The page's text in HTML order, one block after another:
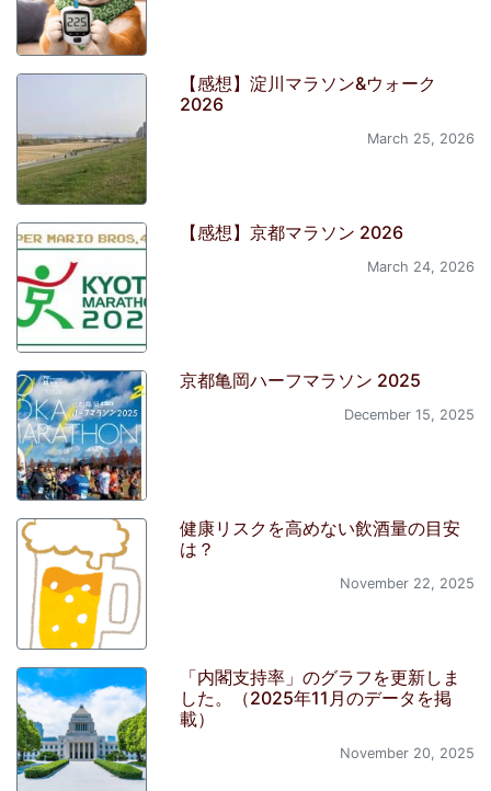
【感想】淀川マラソン&ウォーク
2026
March 25, 2026
【感想】京都マラソン 2026
March 24, 2026
京都亀岡ハーフマラソン 2025
December 15, 2025
健康リスクを高めない飲酒量の目安
は？
November 22, 2025
「内閣支持率」のグラフを更新しま
した。（2025年11月のデータを掲
載）
November 20, 2025